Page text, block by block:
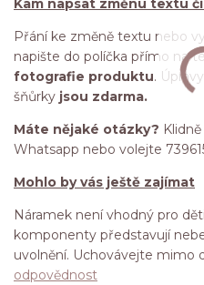
Kam napsat změnu textu
Přání ke změně textu nebo
napište do políčka přímo na
fotografie produktu.
šňůrky jsou zdarma.
Máte nějaké otázky?
Whatsapp nebo volejte
Mohlo by vás ještě zajímat
Náramek není vhodný pro
komponenty představují
uvolnění. Uchovávejte mimo
odpovědnost